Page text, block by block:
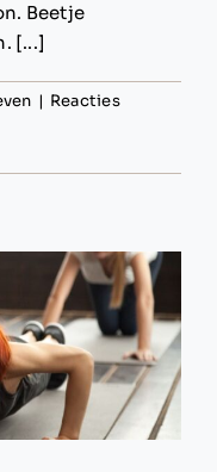
Beetje
[...]
| Reacties